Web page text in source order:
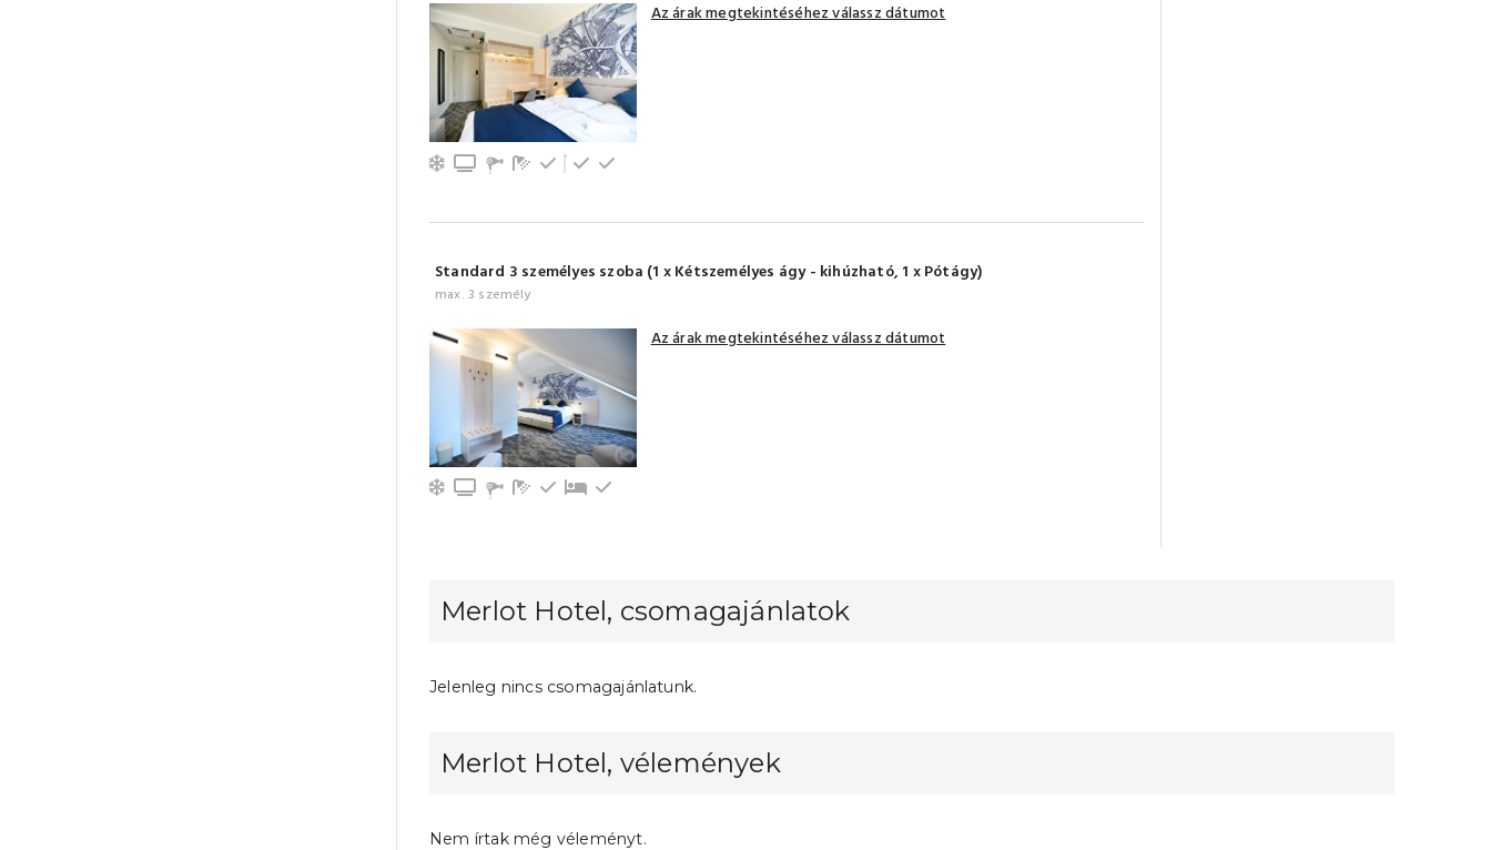
Légkondicionálás
TV Fürdőszoba tusolóval (saját)
Hűtőszekrény
Emeleti
Az árak megtekintéséhez válassz dátumot
Standard 3 személyes szoba (1 x Kétszemélyes ágy - kihúzható, 1 x Pótágy)
max. 3 személy
Légkondicionálás
TV Fürdőszoba tusolóval (saját)
Hűtőszekrény
Pótágy
Az árak megtekintéséhez válassz dátumot
Merlot Hotel, csomagajánlatok
Jelenleg nincs csomagajánlatunk.
Merlot Hotel, vélemények
Nem írtak még véleményt.